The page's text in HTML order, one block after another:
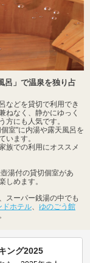
呂」で温泉を独り占
などを貸切で利用でき
ねなく、静かにゆっく
方にも人気です。
室"に内湯や露天風呂を
います。
族での利用にオススメ
壺湯付の貸切個室があ
しめます。
スーパー銭湯の中でも
ドホテル
ゆのごう館
ング2025